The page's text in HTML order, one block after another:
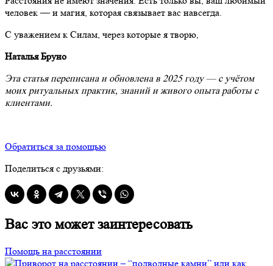
человек — и магия, которая связывает вас навсегда.
С уважением к Силам, через которые я творю,
Наталья Бруно
Эта статья переписана и обновлена в 2025 году — с учётом
моих ритуальных практик, знаний и живого опыта работы с
клиентами.
Обратиться за помощью
Поделиться с друзьями:
Вас это может заинтересовать
Помощь на расстоянии